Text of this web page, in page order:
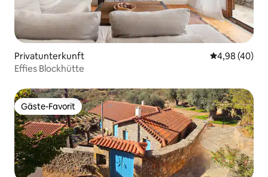
Privatunterkunft
4,98 (40)
Effies Blockhütte
Gäste-Favorit
Gäste-Favorit